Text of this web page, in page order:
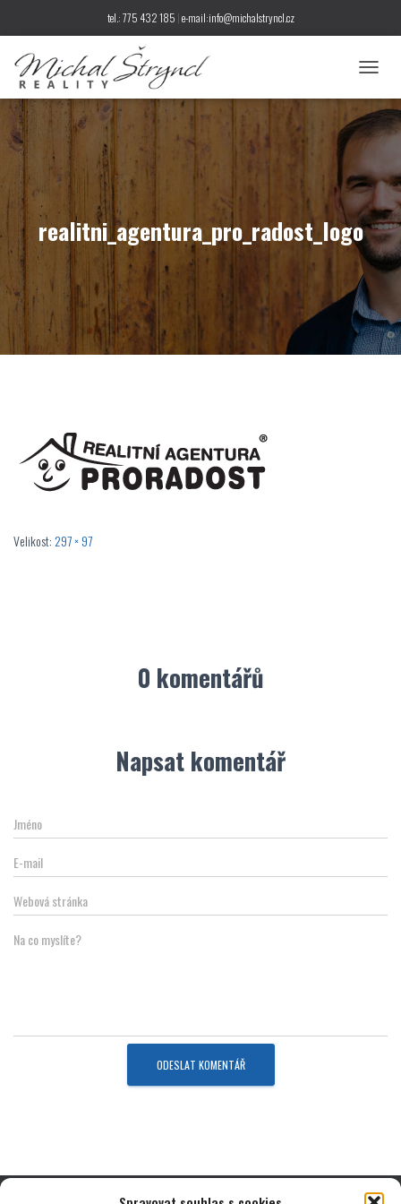
tel.: 775 432 185 |e-mail:info@michalstryncl.cz
Ř
E
P
U
T
N
A
V
I
G
C
I
realitni_agentura_pro_radost_logo
Velikost: 297 × 97
0 komentářů
Napsat komentář
Jméno
E-mail
Webová stránka
Na co myslíte?